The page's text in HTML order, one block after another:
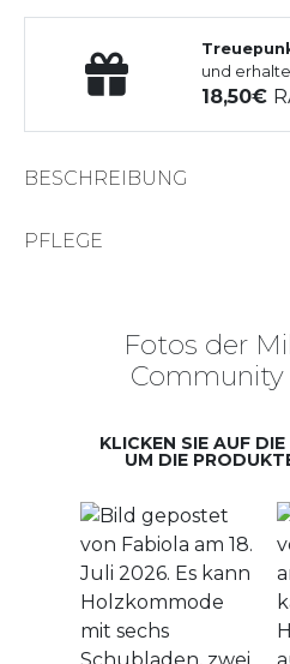
und
18,50
BESCHREIBUNG
PFLEGE
Fotos der
KLICKEN SIE AUF
UM DIE